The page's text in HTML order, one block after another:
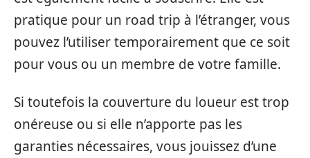
pratique pour un road trip à l’étranger, vous
pouvez l’utiliser temporairement que ce soit
pour vous ou un membre de votre famille.
Si toutefois la couverture du loueur est trop
onéreuse ou si elle n’apporte pas les
garanties nécessaires, vous jouissez d’une